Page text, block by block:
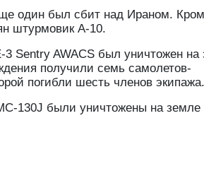
один был сбит над Ираном.
штурмовик А-10.
Sentry AWACS был уничтожен на
получили семь самолетов-
погибли шесть членов экипажа.
130J были уничтожены на земле